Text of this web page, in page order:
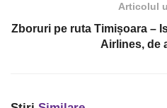
Articolul
Zboruri pe ruta Timișoara –
Airlines, de